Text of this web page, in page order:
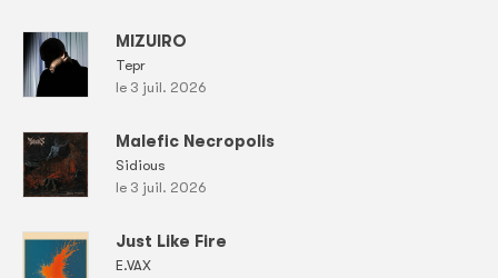
MIZUIRO
Tepr
le 3 juil. 2026
Malefic Necropolis
Sidious
le 3 juil. 2026
Just Like Fire
E.VAX